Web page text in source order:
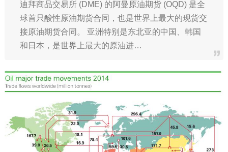
迪拜商品交易所 (DME) 的阿曼原油期货 (OQD) 是全
球首只酸性原油期货合同，也是世界上最大的现货交
接原油期货合同。 亚洲特别是东北亚的中国、韩国
和日本，是世界上最大的原油进…